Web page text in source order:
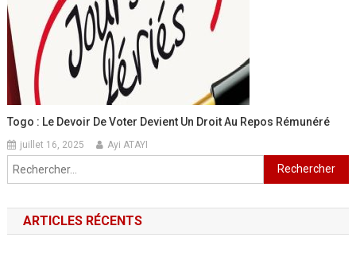
Togo : Le Devoir De Voter Devient Un Droit Au Repos Rémunéré
juillet 16, 2025 Ayi ATAYI
Rechercher :
ARTICLES RÉCENTS